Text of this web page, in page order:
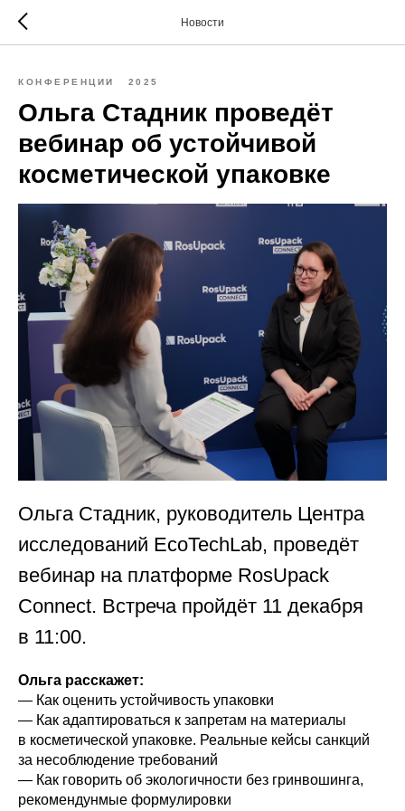
Новости
КОНФЕРЕНЦИИ 2025
Ольга Стадник проведёт
вебинар об устойчивой
косметической упаковке
Ольга Стадник, руководитель Центра
исследований EcoTechLab, проведёт
вебинар на платформе RosUpack
Connect. Встреча пройдёт 11 декабря
в 11:00.
Ольга расскажет:
— Как оценить устойчивость упаковки
— Как адаптироваться к запретам на материалы
в косметической упаковке. Реальные кейсы санкций
за несоблюдение требований
— Как говорить об экологичности без гринвошинга,
рекомендунмые формулировки